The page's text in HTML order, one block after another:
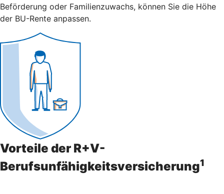
Beförderung oder Familienzuwachs, können Sie die Höhe
der BU-Rente anpassen.
Vorteile der R+V-
Berufsunfähigkeitsversicherung1